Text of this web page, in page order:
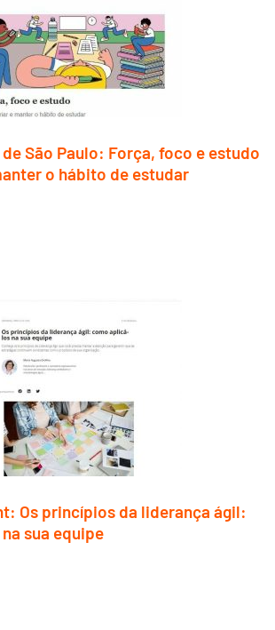
São Paulo: Força, foco e estudo
o hábito de estudar
Os princípios da liderança ágil:
sua equipe